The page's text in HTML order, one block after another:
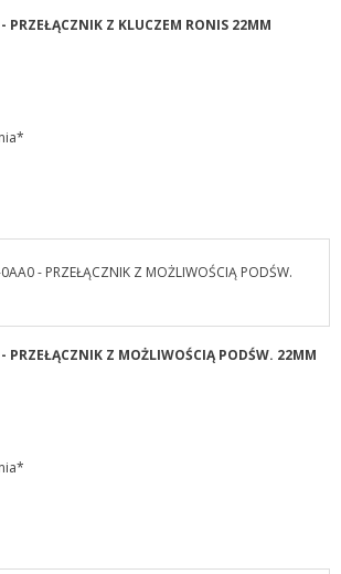
PRZEŁĄCZNIK Z KLUCZEM RONIS 22MM
PRZEŁĄCZNIK Z MOŻLIWOŚCIĄ PODŚW. 22MM